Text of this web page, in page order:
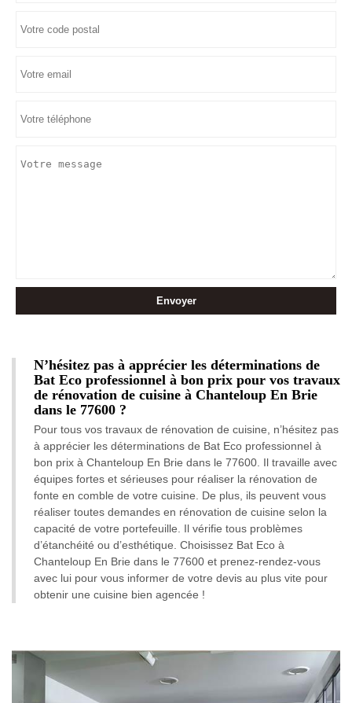
N’hésitez pas à apprécier les déterminations de
Bat Eco professionnel à bon prix pour vos travaux
de rénovation de cuisine à Chanteloup En Brie
dans le 77600 ?
Pour tous vos travaux de rénovation de cuisine, n’hésitez pas
à apprécier les déterminations de Bat Eco professionnel à
bon prix à Chanteloup En Brie dans le 77600. Il travaille avec
équipes fortes et sérieuses pour réaliser la rénovation de
fonte en comble de votre cuisine. De plus, ils peuvent vous
réaliser toutes demandes en rénovation de cuisine selon la
capacité de votre portefeuille. Il vérifie tous problèmes
d’étanchéité ou d’esthétique. Choisissez Bat Eco à
Chanteloup En Brie dans le 77600 et prenez-rendez-vous
avec lui pour vous informer de votre devis au plus vite pour
obtenir une cuisine bien agencée !